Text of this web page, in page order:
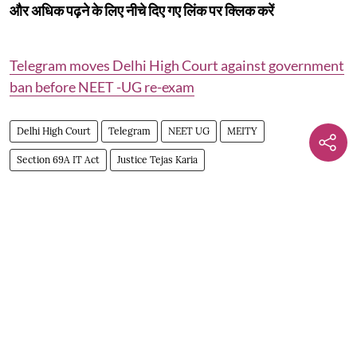
और अधिक पढ़ने के लिए नीचे दिए गए लिंक पर क्लिक करें
Telegram moves Delhi High Court against government
ban before NEET -UG re-exam
Delhi High Court Telegram NEET UG MEITY
Section 69A IT Act Justice Tejas Karia